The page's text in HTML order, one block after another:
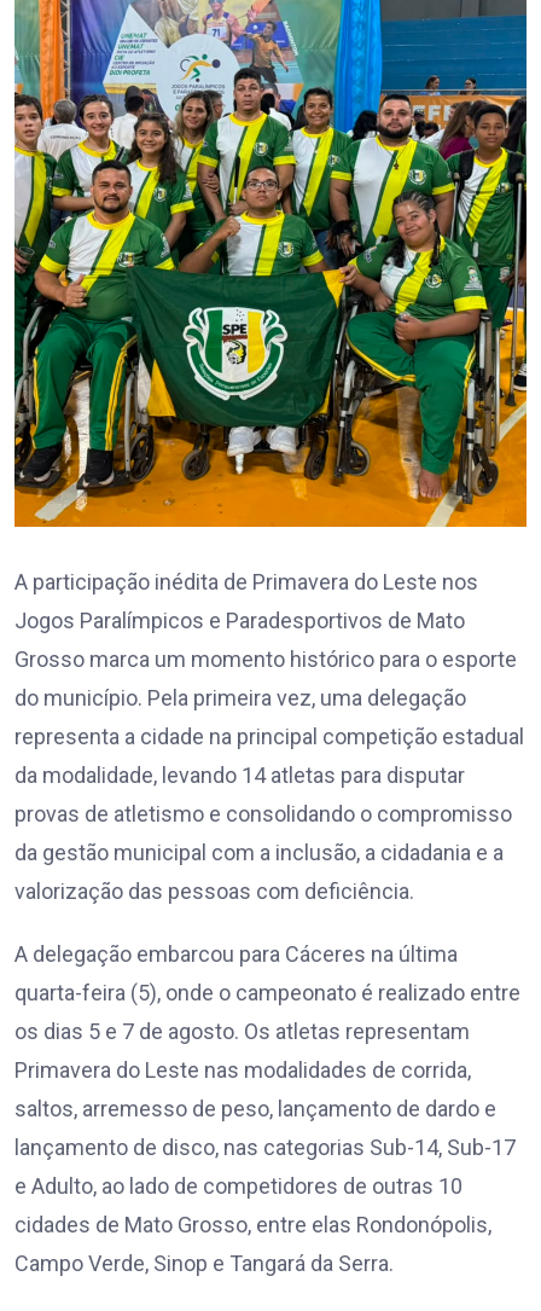
A participação inédita de Primavera do Leste nos
Jogos Paralímpicos e Paradesportivos de Mato
Grosso marca um momento histórico para o esporte
do município. Pela primeira vez, uma delegação
representa a cidade na principal competição estadual
da modalidade, levando 14 atletas para disputar
provas de atletismo e consolidando o compromisso
da gestão municipal com a inclusão, a cidadania e a
valorização das pessoas com deficiência.
A delegação embarcou para Cáceres na última
quarta-feira (5), onde o campeonato é realizado entre
os dias 5 e 7 de agosto. Os atletas representam
Primavera do Leste nas modalidades de corrida,
saltos, arremesso de peso, lançamento de dardo e
lançamento de disco, nas categorias Sub-14, Sub-17
e Adulto, ao lado de competidores de outras 10
cidades de Mato Grosso, entre elas Rondonópolis,
Campo Verde, Sinop e Tangará da Serra.